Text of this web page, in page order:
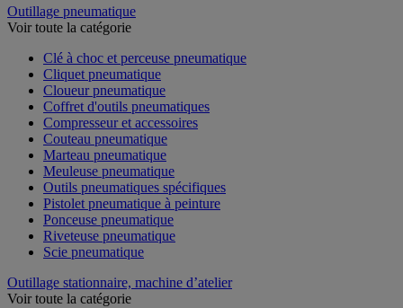
Outillage pneumatique
Voir toute la catégorie
Clé à choc et perceuse pneumatique
Cliquet pneumatique
Cloueur pneumatique
Coffret d'outils pneumatiques
Compresseur et accessoires
Couteau pneumatique
Marteau pneumatique
Meuleuse pneumatique
Outils pneumatiques spécifiques
Pistolet pneumatique à peinture
Ponceuse pneumatique
Riveteuse pneumatique
Scie pneumatique
Outillage stationnaire, machine d’atelier
Voir toute la catégorie